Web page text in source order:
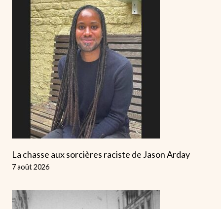
La chasse aux sorcières raciste de Jason Arday
7 août 2026